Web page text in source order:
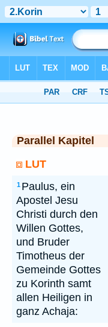
Parallel Kapitel
LUT
1 Paulus, ein
Apostel Jesu
Christi durch den
Willen Gottes,
und Bruder
Timotheus der
Gemeinde Gottes
zu Korinth samt
allen Heiligen in
ganz Achaja: